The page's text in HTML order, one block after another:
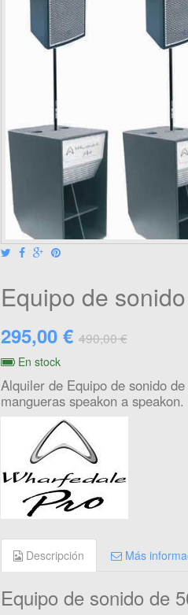
Equipo de
295,00 € 490,00 €
En stock
Alquiler de Equipo de sonido
mangueras speakon a speakon.
Descripción Más
Equipo de sonido de